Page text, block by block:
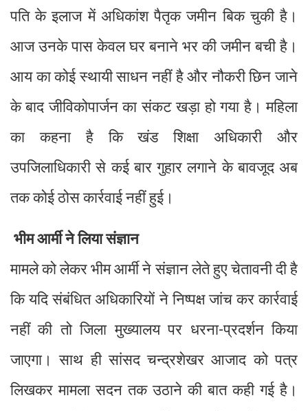
पति के इलाज में अधिकांश पैतृक जमीन बिक चुकी है।
आज उनके पास केवल घर बनाने भर की जमीन बची है।
आय का कोई स्थायी साधन नहीं है और नौकरी छिन जाने
के बाद जीविकोपार्जन का संकट खड़ा हो गया है। महिला
का कहना है कि खंड शिक्षा अधिकारी और
उपजिलाधिकारी से कई बार गुहार लगाने के बावजूद अब
तक कोई ठोस कार्रवाई नहीं हुई।
भीम आर्मी ने लिया संज्ञान
मामले को लेकर भीम आर्मी ने संज्ञान लेते हुए चेतावनी दी है
कि यदि संबंधित अधिकारियों ने निष्पक्ष जांच कर कार्रवाई
नहीं की तो जिला मुख्यालय पर धरना-प्रदर्शन किया
जाएगा। साथ ही सांसद चन्द्रशेखर आजाद को पत्र
लिखकर मामला सदन तक उठाने की बात कही गई है।